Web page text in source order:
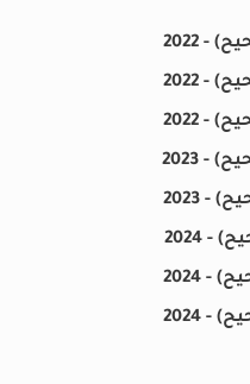
2022 -
2022 -
2022 -
2023 -
2023 -
2024 -
2024 -
2024 -